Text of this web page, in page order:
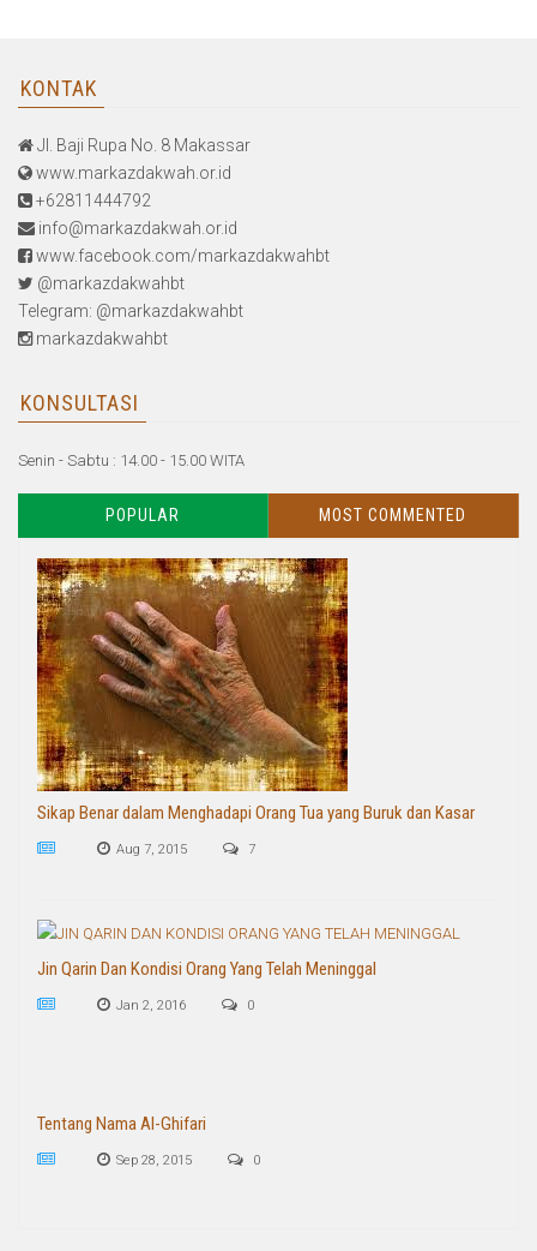
KONTAK
Jl. Baji Rupa No. 8 Makassar
www.markazdakwah.or.id
+62811444792
info@markazdakwah.or.id
www.facebook.com/markazdakwahbt
@markazdakwahbt
Telegram: @markazdakwahbt
markazdakwahbt
KONSULTASI
Senin - Sabtu : 14.00 - 15.00 WITA
POPULAR MOST COMMENTED
Sikap Benar dalam Menghadapi Orang Tua yang Buruk dan Kasar
Aug 7, 2015 7
Jin Qarin Dan Kondisi Orang Yang Telah Meninggal
Jan 2, 2016 0
Tentang Nama Al-Ghifari
Sep 28, 2015 0